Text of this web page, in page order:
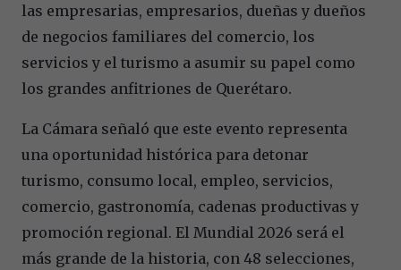
las empresarias, empresarios, dueñas y dueños
de negocios familiares del comercio, los
servicios y el turismo a asumir su papel como
los grandes anfitriones de Querétaro.
La Cámara señaló que este evento representa
una oportunidad histórica para detonar
turismo, consumo local, empleo, servicios,
comercio, gastronomía, cadenas productivas y
promoción regional. El Mundial 2026 será el
más grande de la historia, con 48 selecciones,